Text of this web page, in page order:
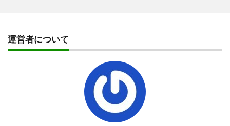
運営者について